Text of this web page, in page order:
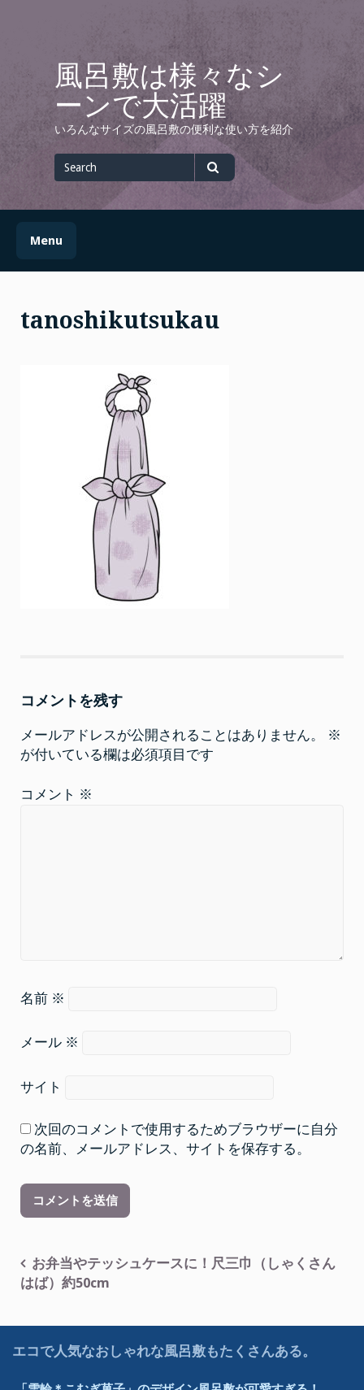
風呂敷は様々なシ
ーンで大活躍
いろんなサイズの風呂敷の便利な使い方を紹介
for
Search
Menu
tanoshikutsukau
コメントを残す
メールアドレスが公開されることはありません。
※
が付いている欄は必須項目です
コメント ※
名前 ※
メール ※
サイト
次回のコメントで使用するためブラウザーに自分
の名前、メールアドレス、サイトを保存する。
投
稿
ビ
お弁当やテッシュケースに！尺三巾（しゃくさん
はば）約50cm
エコで人気なおしゃれな風呂敷もたくさんある。